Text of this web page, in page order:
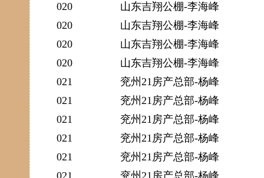
020
山东吉翔公棚-李海峰
020
山东吉翔公棚-李海峰
020
山东吉翔公棚-李海峰
020
山东吉翔公棚-李海峰
021
兖州21房产总部-杨峰
021
兖州21房产总部-杨峰
021
兖州21房产总部-杨峰
021
兖州21房产总部-杨峰
021
兖州21房产总部-杨峰
021
兖州21房产总部-杨峰